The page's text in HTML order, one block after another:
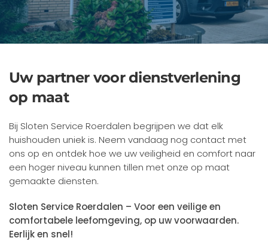
Uw partner voor dienstverlening
op maat
Bij Sloten Service Roerdalen begrijpen we dat elk
huishouden uniek is. Neem vandaag nog contact met
ons op en ontdek hoe we uw veiligheid en comfort naar
een hoger niveau kunnen tillen met onze op maat
gemaakte diensten.
Sloten Service Roerdalen – Voor een veilige en
comfortabele leefomgeving, op uw voorwaarden.
Eerlijk en snel!